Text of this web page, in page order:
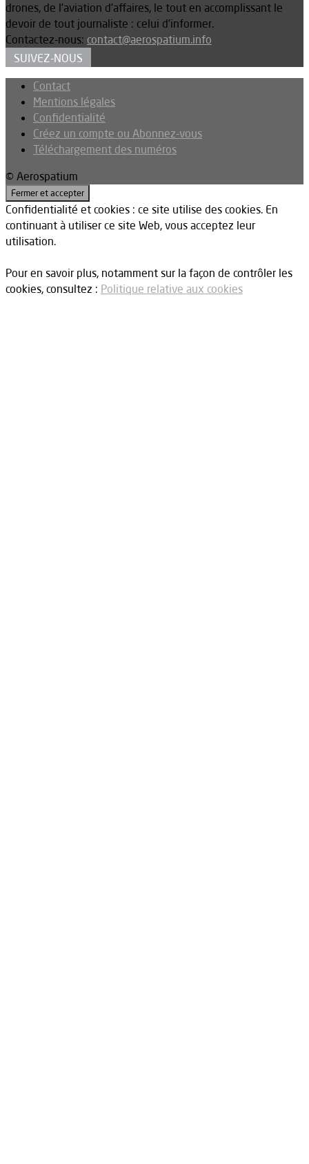
drones, de l’aviation d’affaires, le tout en accomplissant le
devoir de tout journaliste : celui d’informer.
Contactez-nous: contact@aerospatium.info
SUIVEZ-NOUS
Contact
Mentions légales
Confidentialité
Créez un compte ou Abonnez-vous
Téléchargement des numéros
© Aerospatium
Confidentialité et cookies : ce site utilise des cookies. En
continuant à utiliser ce site Web, vous acceptez leur
utilisation.
Pour en savoir plus, notamment sur la façon de contrôler les
cookies, consultez : Politique relative aux cookies